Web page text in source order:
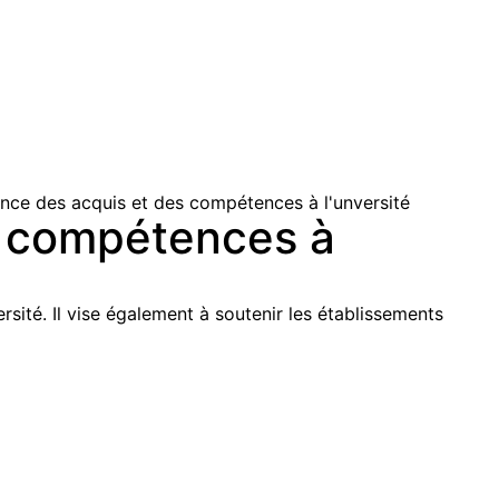
à
Il vise également à soutenir les établissements